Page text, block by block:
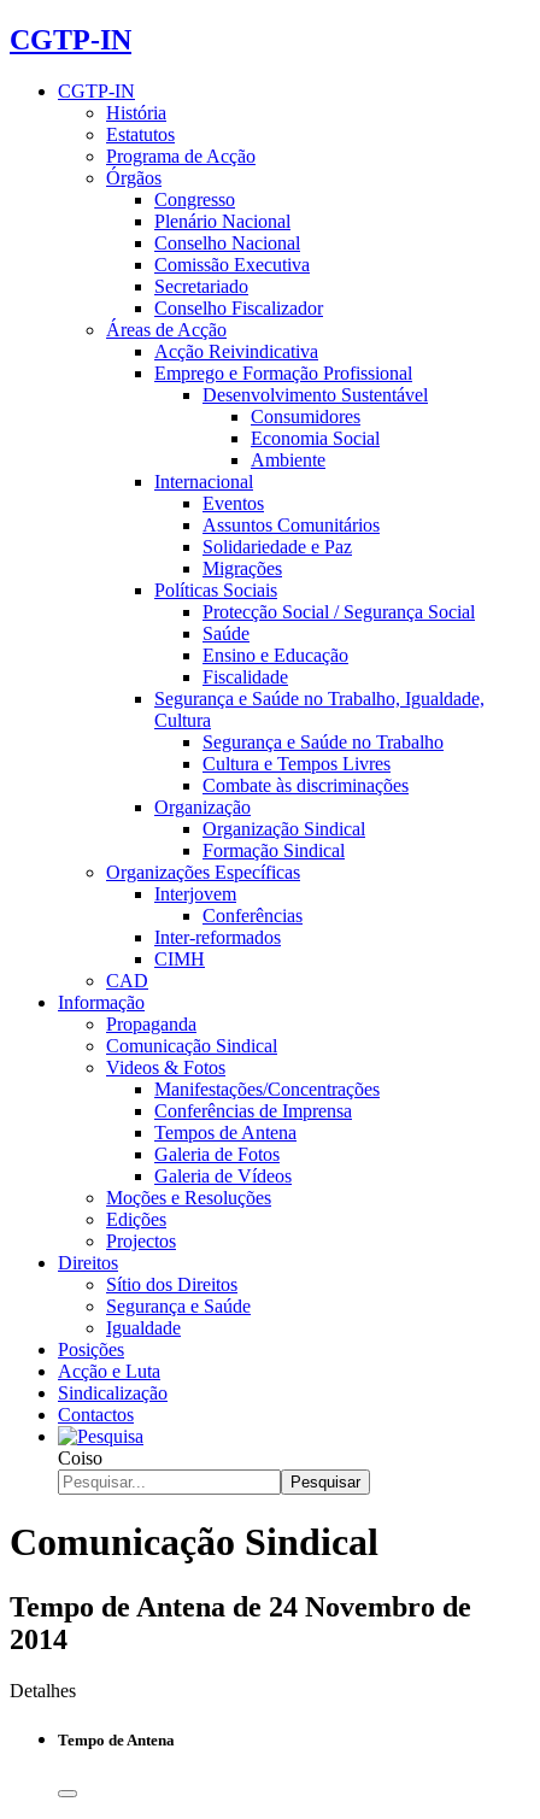
CGTP-IN
CGTP-IN
História
Estatutos
Programa de Acção
Órgãos
Congresso
Plenário Nacional
Conselho Nacional
Comissão Executiva
Secretariado
Conselho Fiscalizador
Áreas de Acção
Acção Reivindicativa
Emprego e Formação Profissional
Desenvolvimento Sustentável
Consumidores
Economia Social
Ambiente
Internacional
Eventos
Assuntos Comunitários
Solidariedade e Paz
Migrações
Políticas Sociais
Protecção Social / Segurança Social
Saúde
Ensino e Educação
Fiscalidade
Segurança e Saúde no Trabalho, Igualdade,
Cultura
Segurança e Saúde no Trabalho
Cultura e Tempos Livres
Combate às discriminações
Organização
Organização Sindical
Formação Sindical
Organizações Específicas
Interjovem
Conferências
Inter-reformados
CIMH
CAD
Informação
Propaganda
Comunicação Sindical
Videos & Fotos
Manifestações/Concentrações
Conferências de Imprensa
Tempos de Antena
Galeria de Fotos
Galeria de Vídeos
Moções e Resoluções
Edições
Projectos
Direitos
Sítio dos Direitos
Segurança e Saúde
Igualdade
Posições
Acção e Luta
Sindicalização
Contactos
Coiso
Pesquisar
Comunicação Sindical
Tempo de Antena de 24 Novembro de
2014
Detalhes
Tempo de Antena